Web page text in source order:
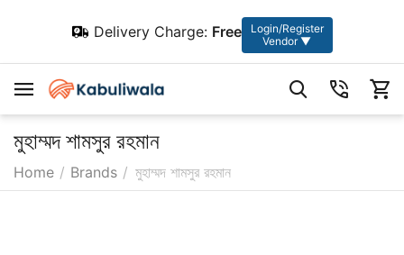
Delivery Charge: Free
Login/Register
Vendor ▼
মুহাম্মদ শামসুর রহমান
Home / Brands / মুহাম্মদ শামসুর রহমান